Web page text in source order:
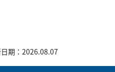
期：2026.08.07